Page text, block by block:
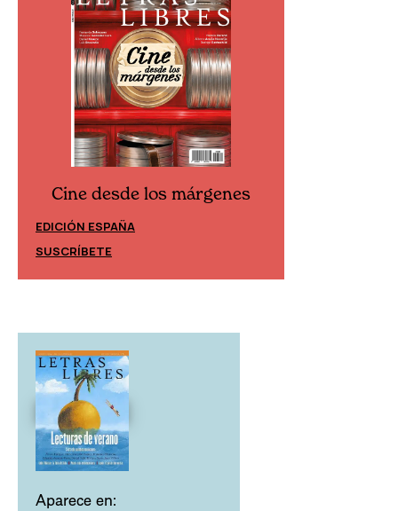
Cine desde los márgenes
EDICIÓN ESPAÑA
SUSCRÍBETE
Aparece en: